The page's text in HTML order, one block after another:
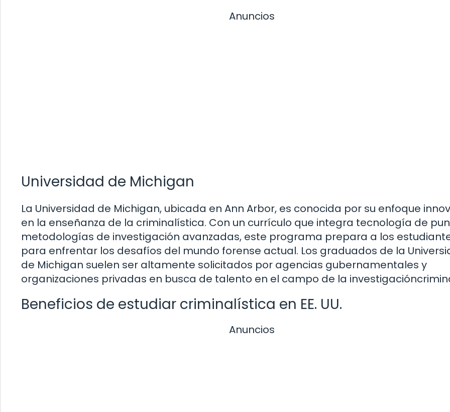
Anuncios
Universidad de Michigan
La Universidad de Michigan, ubicada en Ann Arbor, es conocida por su enfoque
en la enseñanza de la criminalística. Con un currículo que integra tecnología de
metodologías de investigación avanzadas, este programa prepara a los
para enfrentar los desafíos del mundo forense actual. Los graduados de la
de Michigan suelen ser altamente solicitados por agencias gubernamentales y
organizaciones privadas en busca de talento en el campo de la
Beneficios de estudiar criminalística en EE. UU.
Anuncios